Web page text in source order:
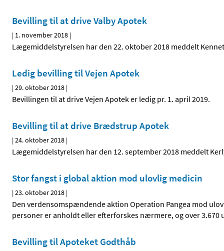
Bevilling til at drive Valby Apotek
| 1. november 2018 |
Lægemiddelstyrelsen har den 22. oktober 2018 meddelt
Ledig bevilling til Vejen Apotek
|29. oktober 2018 |
Bevillingen til at drive Vejen Apotek er ledig pr. 1. april 2019.
Bevilling til at drive Brædstrup Apotek
|24. oktober 2018 |
Lægemiddelstyrelsen har den 12. september 2018 meddelt
Stor fangst i global aktion mod ulovlig medicin
|23. oktober 2018 |
Den verdensomspændende aktion Operation Pangea mod
personer er anholdt eller efterforskes nærmere, og over 3.670
Bevilling til Apoteket Godthåb